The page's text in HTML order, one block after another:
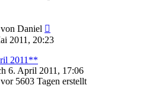
von Daniel
2011, 20:23
2011**
6. April 2011, 17:06
5603 Tagen erstellt